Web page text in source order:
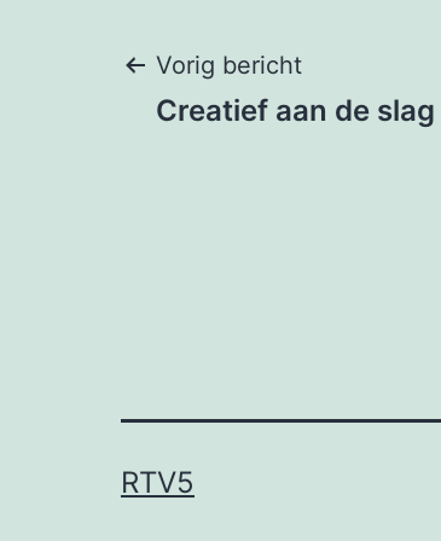
Bericht
Vorig bericht
Creatief aan de
RTV5